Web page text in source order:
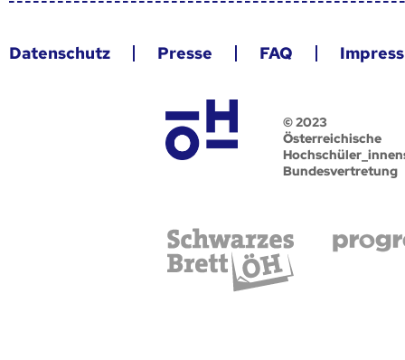
Datenschutz Presse FAQ
© 2023
Österreichische
Bundesvertretung